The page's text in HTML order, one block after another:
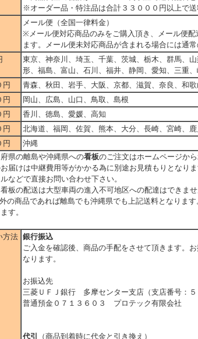
※オーダー品・特注品は合計３３０００円以上で送
メール便（全国一律料金）
※メール便対応商品のみをご購入頂き、メール便配
ます。メール便未対応商品が含まれる場合には通常
東京、神奈川、埼玉、千葉、茨城、栃木、群馬、
形、福島、富山、石川、福井、静岡、愛知、三重
円
青森、秋田、岩手、大阪、京都、滋賀、奈良、和
円
岡山、広島、山口、鳥取、島根
円
香川、徳島、愛媛、高知
円
北海道、福岡、佐賀、熊本、大分、長崎、宮崎、鹿
円
沖縄
県の離島や沖縄県への看板のご注文はホームページか
届けは中継費用等がかかる為に別途お見積もりとなり
などで直接お問い合わせ下さい。
板の配送は大型車両の進入不可地区への配達はできませ
の商品であれば離島でも沖縄県でも上記送料となりま
す。
方法 銀行振込
ご入金を確認後、商品の手配をさせて頂きます。
なります。
お振込先
三菱ＵＦＪ銀行 多摩センター支店（支店番号：５
普通預金０７１３６０３ プロテック有限会社
代引 （商品到着時に代金と引き換え）